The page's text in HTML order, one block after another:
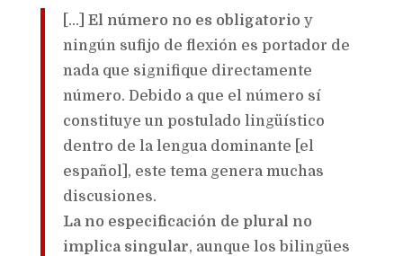
[…] El número no es obligatorioy
ningún sufijo de flexión es portador de
nada que signifique directamente
número. Debido a que el número sí
constituye un postulado lingüístico
dentro de la lengua dominante [el
español], este tema genera muchas
discusiones.
La no especificación de plural no
implica singular, aunque los bilingües